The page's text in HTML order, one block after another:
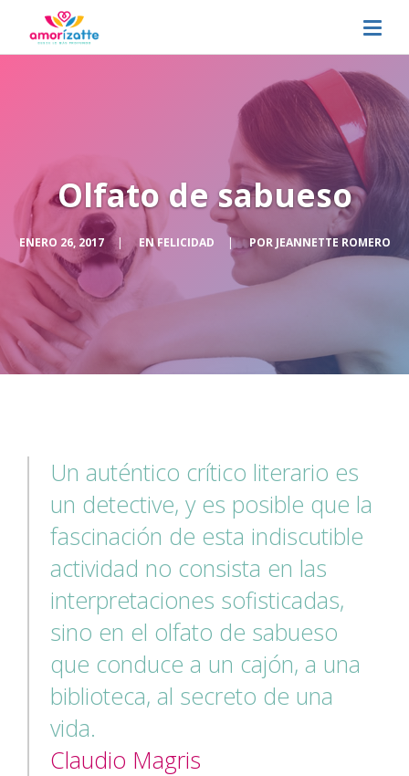
Olfato de sabueso
ENERO 26, 2017 | ENFELICIDAD | POR JEANNETTE ROMERO
Un auténtico crítico literario es
un detective, y es posible que la
fascinación de esta indiscutible
actividad no consista en las
interpretaciones sofisticadas,
sino en el olfato de sabueso
que conduce a un cajón, a una
biblioteca, al secreto de una
vida.
Claudio Magris